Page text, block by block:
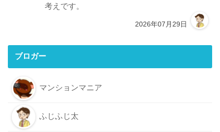
考えです。
2026年07月29日
ブロガー
マンションマニア
ふじふじ太